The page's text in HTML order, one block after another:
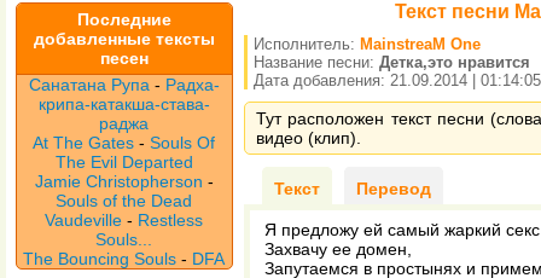
Последние
добавленные тексты
песен
Санатана Рупа - Радха-
крипа-катакша-става-
раджа
At The Gates -Souls Of
The Evil Departed
Jamie Christopherson -
Souls of the Dead
Vaudeville- Restless
Souls...
The Bouncing Souls - DFA
Текст песни
Исполнитель: MainstreaM One
Название песни: Детка,это нравится
Дата добавления: 21.09.2014 | 01:14:05
Тут расположен текст песни
видео (клип).
Текст Перевод
Я предложу ей самый жаркий
Захвачу ее домен,
Запутаемся в простынях и